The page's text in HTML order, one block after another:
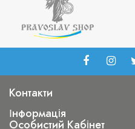
Контакти
Інформація
Особистий Кабінет